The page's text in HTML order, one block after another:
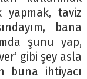
yapmak, taviz
bana
şunu yap,
gibi şey asla
buna ihtiyacı